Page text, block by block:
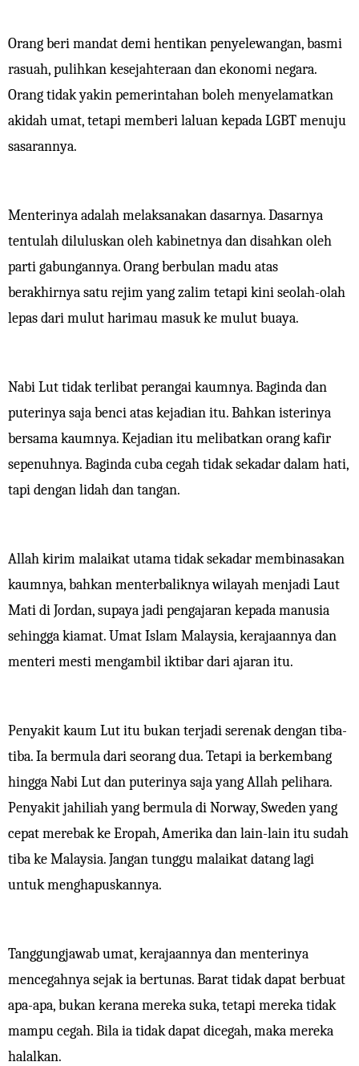
Orang beri mandat demi hentikan penyelewangan, basmi
rasuah, pulihkan kesejahteraan dan ekonomi negara.
Orang tidak yakin pemerintahan boleh menyelamatkan
akidah umat, tetapi memberi laluan kepada LGBT menuju
sasarannya.
Menterinya adalah melaksanakan dasarnya. Dasarnya
tentulah diluluskan oleh kabinetnya dan disahkan oleh
parti gabungannya. Orang berbulan madu atas
berakhirnya satu rejim yang zalim tetapi kini seolah-olah
lepas dari mulut harimau masuk ke mulut buaya.
Nabi Lut tidak terlibat perangai kaumnya. Baginda dan
puterinya saja benci atas kejadian itu. Bahkan isterinya
bersama kaumnya. Kejadian itu melibatkan orang kafir
sepenuhnya. Baginda cuba cegah tidak sekadar dalam hati,
tapi dengan lidah dan tangan.
Allah kirim malaikat utama tidak sekadar membinasakan
kaumnya, bahkan menterbaliknya wilayah menjadi Laut
Mati di Jordan, supaya jadi pengajaran kepada manusia
sehingga kiamat. Umat Islam Malaysia, kerajaannya dan
menteri mesti mengambil iktibar dari ajaran itu.
Penyakit kaum Lut itu bukan terjadi serenak dengan tiba-
tiba. Ia bermula dari seorang dua. Tetapi ia berkembang
hingga Nabi Lut dan puterinya saja yang Allah pelihara.
Penyakit jahiliah yang bermula di Norway, Sweden yang
cepat merebak ke Eropah, Amerika dan lain-lain itu sudah
tiba ke Malaysia. Jangan tunggu malaikat datang lagi
untuk menghapuskannya.
Tanggungjawab umat, kerajaannya dan menterinya
mencegahnya sejak ia bertunas. Barat tidak dapat berbuat
apa-apa, bukan kerana mereka suka, tetapi mereka tidak
mampu cegah. Bila ia tidak dapat dicegah, maka mereka
halalkan.